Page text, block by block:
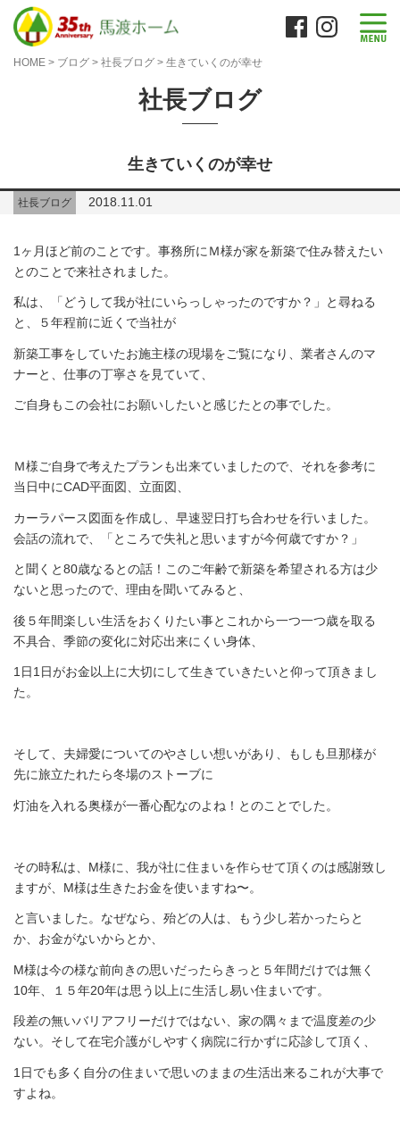
HOME > ブログ > 社長ブログ > 生きていくのが幸せ
社長ブログ
生きていくのが幸せ
社長ブログ 2018.11.01
1ヶ月ほど前のことです。事務所にＭ様が家を新築で住み替えたい
とのことで来社されました。
私は、「どうして我が社にいらっしゃったのですか？」と尋ねる
と、５年程前に近くで当社が
新築工事をしていたお施主様の現場をご覧になり、業者さんのマ
ナーと、仕事の丁寧さを見ていて、
ご自身もこの会社にお願いしたいと感じたとの事でした。
Ｍ様ご自身で考えたプランも出来ていましたので、それを参考に
当日中にCAD平面図、立面図、
カーラパース図面を作成し、早速翌日打ち合わせを行いました。
会話の流れで、「ところで失礼と思いますが今何歳ですか？」
と聞くと80歳なるとの話！このご年齢で新築を希望される方は少
ないと思ったので、理由を聞いてみると、
後５年間楽しい生活をおくりたい事とこれから一つ一つ歳を取る
不具合、季節の変化に対応出来にくい身体、
1日1日がお金以上に大切にして生きていきたいと仰って頂きまし
た。
そして、夫婦愛についてのやさしい想いがあり、もしも旦那様が
先に旅立たれたら冬場のストーブに
灯油を入れる奥様が一番心配なのよね！とのことでした。
その時私は、M様に、我が社に住まいを作らせて頂くのは感謝致し
ますが、M様は生きたお金を使いますね〜。
と言いました。なぜなら、殆どの人は、もう少し若かったらと
か、お金がないからとか、
M様は今の様な前向きの思いだったらきっと５年間だけでは無く
10年、１５年20年は思う以上に生活し易い住まいです。
段差の無いバリアフリーだけではない、家の隅々まで温度差の少
ない。そして在宅介護がしやすく病院に行かずに応診して頂く、
1日でも多く自分の住まいで思いのままの生活出来るこれが大事で
すよね。